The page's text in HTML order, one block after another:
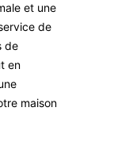
et une
de
de
en
maison